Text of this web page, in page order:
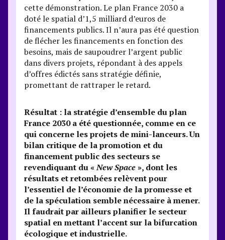
cette démonstration. Le plan France 2030 a
doté le spatial d’1,5 milliard d’euros de
financements publics. Il n’aura pas été question
de flécher les financements en fonction des
besoins, mais de saupoudrer l’argent public
dans divers projets, répondant à des appels
d’offres édictés sans stratégie définie,
promettant de rattraper le retard.
Résultat : la stratégie d’ensemble du plan
France 2030 a été questionnée, comme en ce
qui concerne les projets de mini-lanceurs. Un
bilan critique de la promotion et du
financement public des secteurs se
revendiquant du «New Space », dont les
résultats et retombées relèvent pour
l’essentiel de l’économie de la promesse et
de la spéculation semble nécessaire à mener.
Il faudrait par ailleurs planifier le secteur
spatial en mettant l’accent sur la bifurcation
écologique et industrielle.